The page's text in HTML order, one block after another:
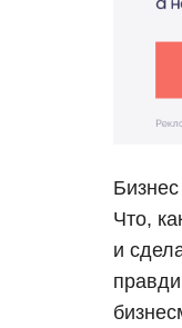
Что,
и